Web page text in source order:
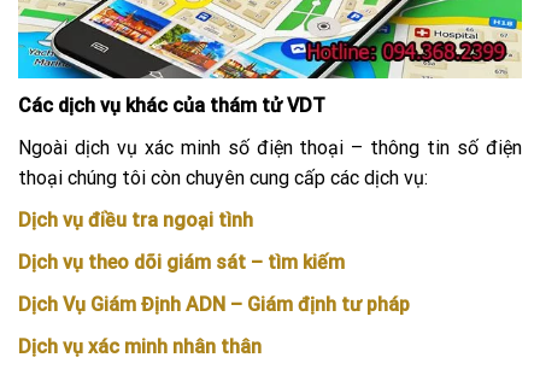
Các dịch vụ khác của thám tử VDT
Ngoài dịch vụ xác minh số điện thoại – thông tin số điện
thoại chúng tôi còn chuyên cung cấp các dịch vụ:
Dịch vụ điều tra ngoại tình
Dịch vụ theo dõi giám sát – tìm kiếm
Dịch Vụ Giám Định ADN – Giám định tư pháp
Dịch vụ xác minh nhân thân